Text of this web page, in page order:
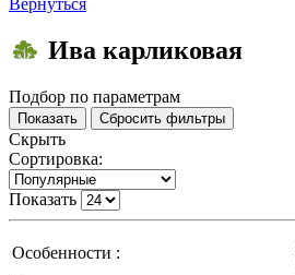
Вернуться
Ива карликовая
Подбор по параметрам
Скрыть
Сортировка:
Показать
Особенности :